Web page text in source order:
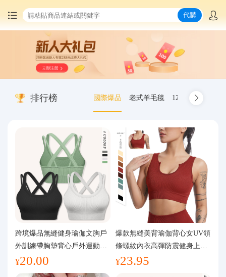
中國商品代購
集運服務
最新公告
物流資訊
代購問答
關於我們
代購
排行榜 國際爆品 老式羊毛毯 12.00-20 truck
跨境爆品無縫健身瑜伽文胸戶
外訓練帶胸墊背心戶外運動瑜
伽服女
¥20.00
爆款無縫美背瑜伽背心女UV領
條螺紋內衣高彈防震健身上裝
運動文胸
¥23.95